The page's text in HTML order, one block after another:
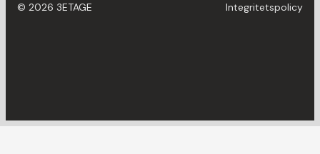
© 2026 3ETAGE Integritetspolicy